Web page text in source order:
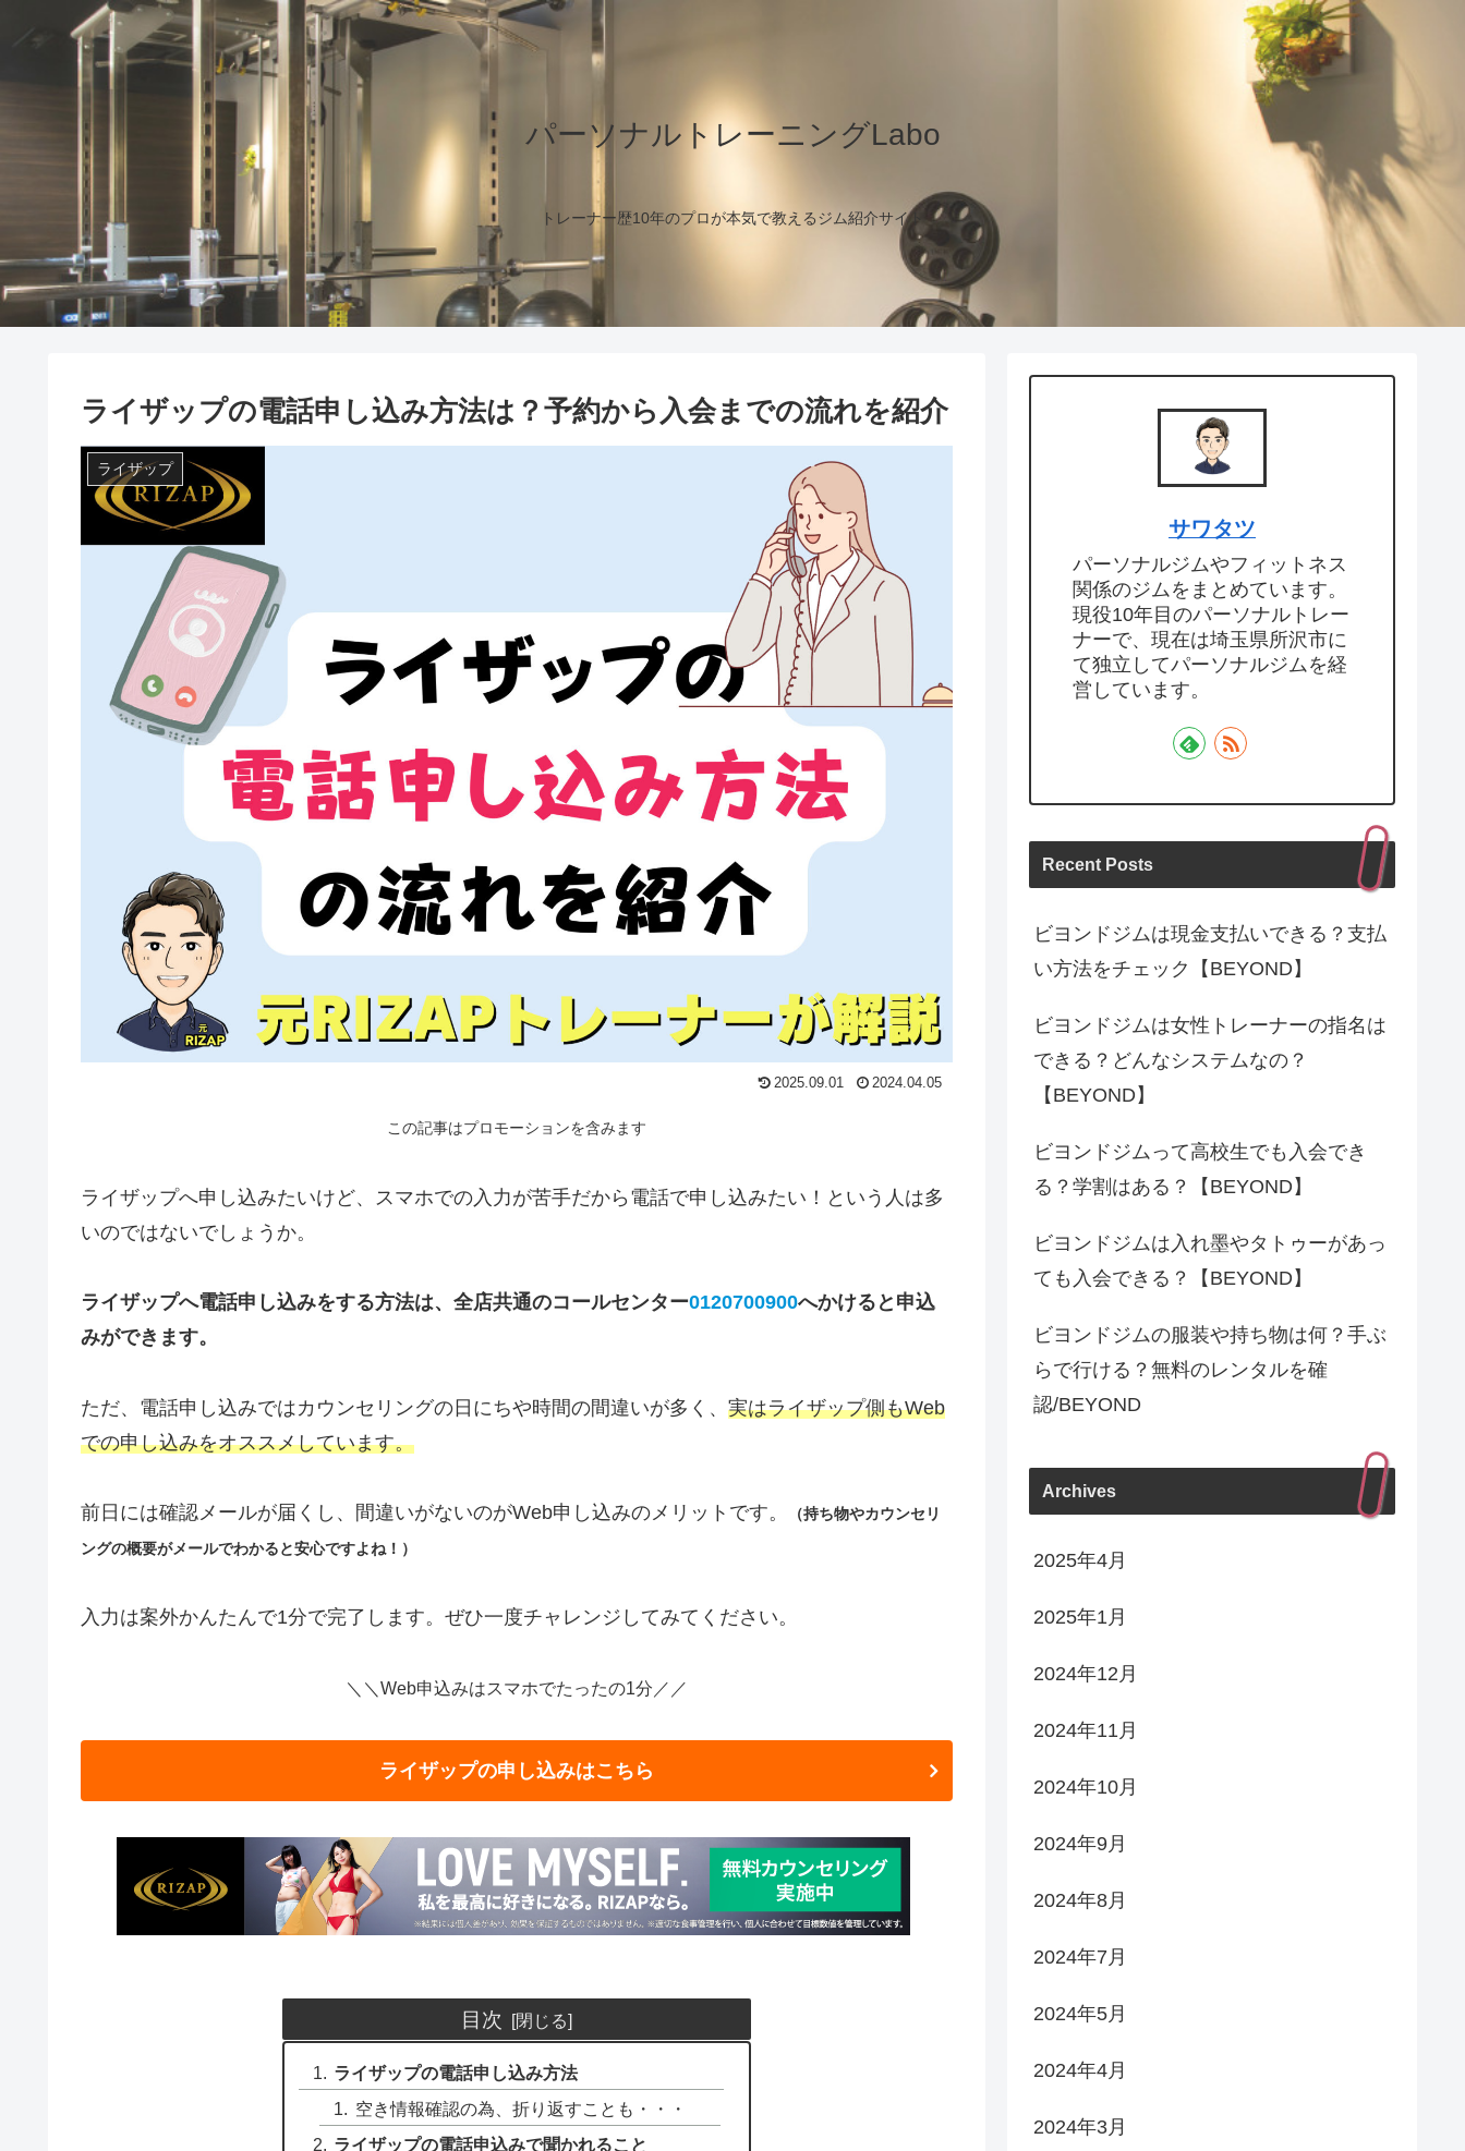
パーソナルトレーニングLabo
トレーナー歴10年のプロが本気で教えるジム紹介サイト
ライザップの電話申し込み方法は？予約から入会までの流れを紹介
ライザップ
2025.09.01 2024.04.05
この記事はプロモーションを含みます
ライザップへ申し込みたいけど、スマホでの入力が苦手だから電話で申し込みたい！という人は多
いのではないでしょうか。
ライザップへ電話申し込みをする方法は、全店共通のコールセンター0120700900へかけると申込
みができます。
ただ、電話申し込みではカウンセリングの日にちや時間の間違いが多く、 実はライザップ側もWeb
での申し込みをオススメしています。
前日には確認メールが届くし、間違いがないのがWeb申し込みのメリットです。
（持ち物やカウンセリ
ングの概要がメールでわかると安心ですよね！）
入力は案外かんたんで1分で完了します。ぜひ一度チャレンジしてみてください。
＼＼Web申込みはスマホでたったの1分／／
ライザップの申し込みはこちら
目次
ライザップの電話申し込み方法
空き情報確認の為、折り返すことも・・・
ライザップの電話申込みで聞かれること
サワタツ
パーソナルジムやフィットネス
関係のジムをまとめています。
現役10年目のパーソナルトレー
ナーで、現在は埼玉県所沢市に
て独立してパーソナルジムを経
営しています。
Recent Posts
ビヨンドジムは現金支払いできる？支払
い方法をチェック【BEYOND】
ビヨンドジムは女性トレーナーの指名は
できる？どんなシステムなの？
【BEYOND】
ビヨンドジムって高校生でも入会でき
る？学割はある？【BEYOND】
ビヨンドジムは入れ墨やタトゥーがあっ
ても入会できる？【BEYOND】
ビヨンドジムの服装や持ち物は何？手ぶ
らで行ける？無料のレンタルを確
認/BEYOND
Archives
2025年4月
2025年1月
2024年12月
2024年11月
2024年10月
2024年9月
2024年8月
2024年7月
2024年5月
2024年4月
2024年3月